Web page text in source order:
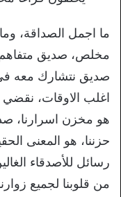
ما اجمل الصداقة،
مخلص، صديق
صديق نتشارك معه
اغلب الاوقات،
هو مخزن اسرارنا،
حزننا، هو المعنى
رسائل للأصدقاء
من قلوبنا لجميع